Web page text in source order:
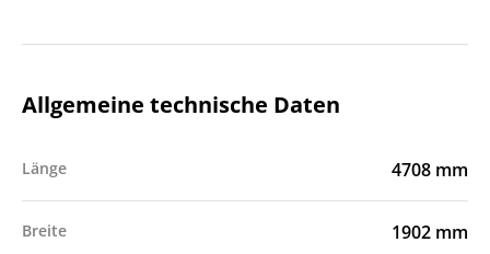
Allgemeine technische Daten
Länge 4708 mm
Breite 1902 mm